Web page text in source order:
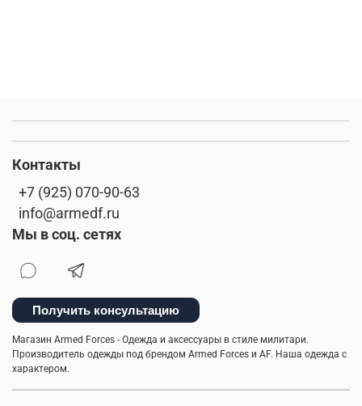
Контакты
+7 (925) 070-90-63
info@armedf.ru
Мы в соц. сетях
Получить консультацию
Магазин Armed Forces - Одежда и аксессуары в стиле милитари.
Производитель одежды под брендом Armed Forces и AF. Наша одежда с
характером.